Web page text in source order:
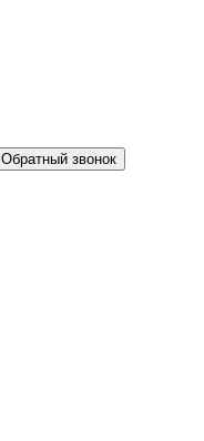
Обратный звонок